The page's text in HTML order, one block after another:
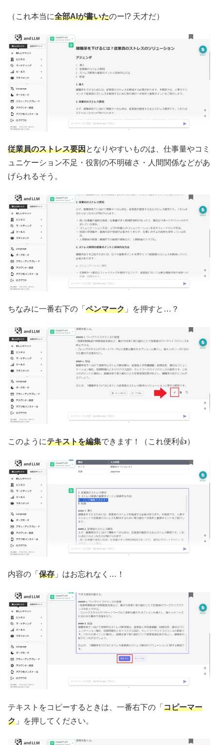
（これ本当に全部AIが書いたのー!? 天才だ）
従業員のストレス要因となりやすいものは、仕事量やコミ
ュニケーション不足・役割の不明確さ・人間関係などがあ
げられるそう。
ちなみに一番右下の「 ペンマーク 」を押すと…？
このようにテキストを編集できます！（これ便利👍）
内容の「 保存 」はお忘れなく…！
テキストをコピーするときは、一番右下の「 コピーマー
ク 」を押してください。